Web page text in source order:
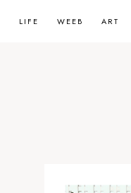
LIFE WEEB ART